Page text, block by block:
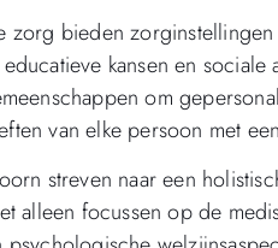
zorg bieden
kansen en
om
van elke persoon met
streven naar een
alleen focussen op de